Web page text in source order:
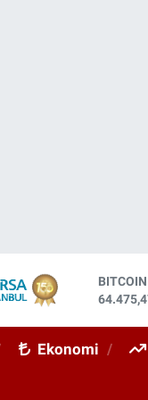
DOLAR
47,5971
STERLİN
Ekonomi